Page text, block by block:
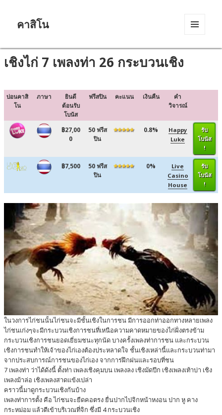
คาสิโน
AND
เชิงไก่ 7 เพลงท่า 26 กระบวนเชิง
บ่อนคาสิ
โน
ภาษา
ยินดี
ต้อนรับ
โบนัส
ฟรีสปิน คะแนน เงินคืน
คำ
วิจารณ์
฿27,00
0
50 ฟรีส
ปิน
0.8%
Happy
Luke
รับ
โบนัส
!
฿7,500
50 ฟรีส
ปิน
0%
Live
Casino
House
รับ
โบนัส
!
ในวงการไก่ชนนั้นไก่ชนจะมีชั้นเชิงในการชน มีการออกท่าออกทางหลายเพลง
ไก่ชนเก่งๆจะมีกระบวนเชิงการชนที่เหนือความคาดหมายของไก่ฝั่งตรงข้าม
กระบวนเชิงการชนยอดเยี่ยมชนะทุกนัด บางครั้งเพลงท่าการชน และกระบวน
เชิงการชนทำให้เจ้าของไก่เองต้องประหลาดใจ ชั้นเชิงเหล่านี้และกระบวนท่ามา
จากประสบการณ์การชนของไก่เอง จากการฝึกฝนและรอบที่ชน
7 เพลงท่า ว่าได้ดังนี้ ตั้งท่า เพลงเชิงคุมบน เพลงลง เชิงมัดปีก เชิงเพลงเท้าบ่า เชิง
เพลงม้าล่อ เชิงเพลงสาดแข้งเปล่า
คราวนี้มาดูกระบวนเชิงกันบ้าง
เพลงท่าการตั้ง คือ ไก่ชนจะยืดคอตรง ยื่นปากไปจิกหน้าหงอน ปาก หู คาง
กระหม่อม แล้วตีเข้าบริเวณที่จิก ซึ่งมี 4 กระบวนเชิง